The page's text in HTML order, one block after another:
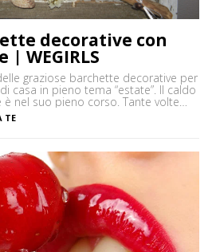
decorative con
WEGIRLS
graziose barchette decorative per
casa in pieno tema “estate”. Il caldo
è nel suo pieno corso. Tante volte
al mare per lunghi periodi, di
Non so voi, ma personalmente
TE